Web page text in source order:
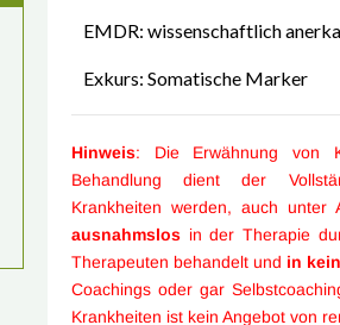
EMDR: wissenschaftlich
Exkurs: Somatische Marker
Hinweis: Die Erwähnung von
Behandlung dient der
Krankheiten werden, auch unter
ausnahmslos in der Therapie
Therapeuten behandelt und in
Coachings oder gar
Krankheiten ist kein Angebot von